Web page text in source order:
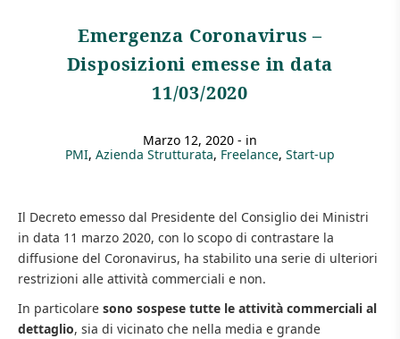
Emergenza Coronavirus –
Disposizioni emesse in data
11/03/2020
marzo 12, 2020 - in
PMI Azienda Strutturata Freelance Start-up
Il Decreto emesso dal Presidente del Consiglio dei Ministri
in data 11 marzo 2020, con lo scopo di contrastare la
diffusione del Coronavirus, ha stabilito una serie di ulteriori
restrizioni alle attività commerciali e non.
In particolare sono sospese tutte le attività commerciali al
dettaglio, sia di vicinato che nella media e grande